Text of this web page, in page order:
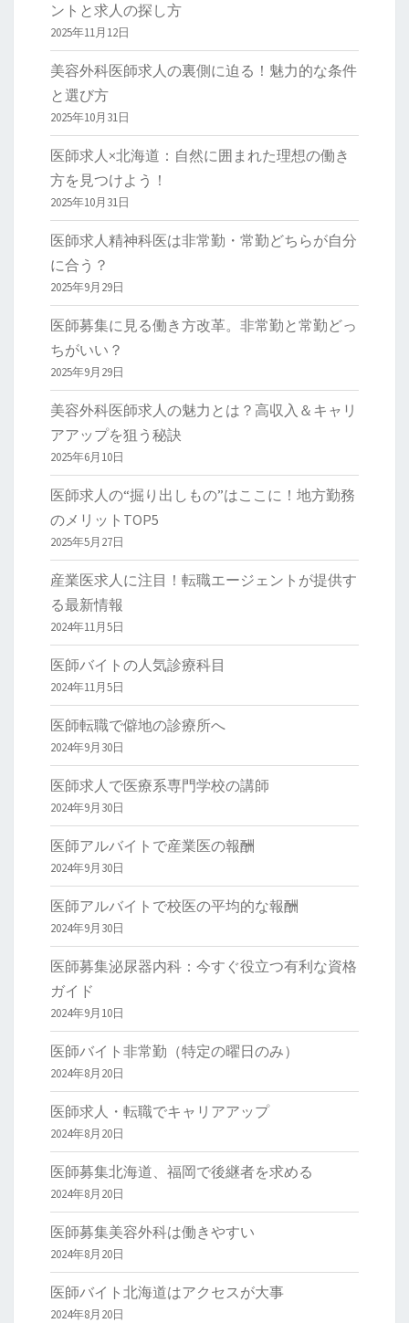
ントと求人の探し方
2025年11月12日
美容外科医師求人の裏側に迫る！魅力的な条件
と選び方
2025年10月31日
医師求人×北海道：自然に囲まれた理想の働き
方を見つけよう！
2025年10月31日
医師求人精神科医は非常勤・常勤どちらが自分
に合う？
2025年9月29日
医師募集に見る働き方改革。非常勤と常勤どっ
ちがいい？
2025年9月29日
美容外科医師求人の魅力とは？高収入＆キャリ
アアップを狙う秘訣
2025年6月10日
医師求人の“掘り出しもの”はここに！地方勤務
のメリットTOP5
2025年5月27日
産業医求人に注目！転職エージェントが提供す
る最新情報
2024年11月5日
医師バイトの人気診療科目
2024年11月5日
医師転職で僻地の診療所へ
2024年9月30日
医師求人で医療系専門学校の講師
2024年9月30日
医師アルバイトで産業医の報酬
2024年9月30日
医師アルバイトで校医の平均的な報酬
2024年9月30日
医師募集泌尿器内科：今すぐ役立つ有利な資格
ガイド
2024年9月10日
医師バイト非常勤（特定の曜日のみ）
2024年8月20日
医師求人・転職でキャリアアップ
2024年8月20日
医師募集北海道、福岡で後継者を求める
2024年8月20日
医師募集美容外科は働きやすい
2024年8月20日
医師バイト北海道はアクセスが大事
2024年8月20日